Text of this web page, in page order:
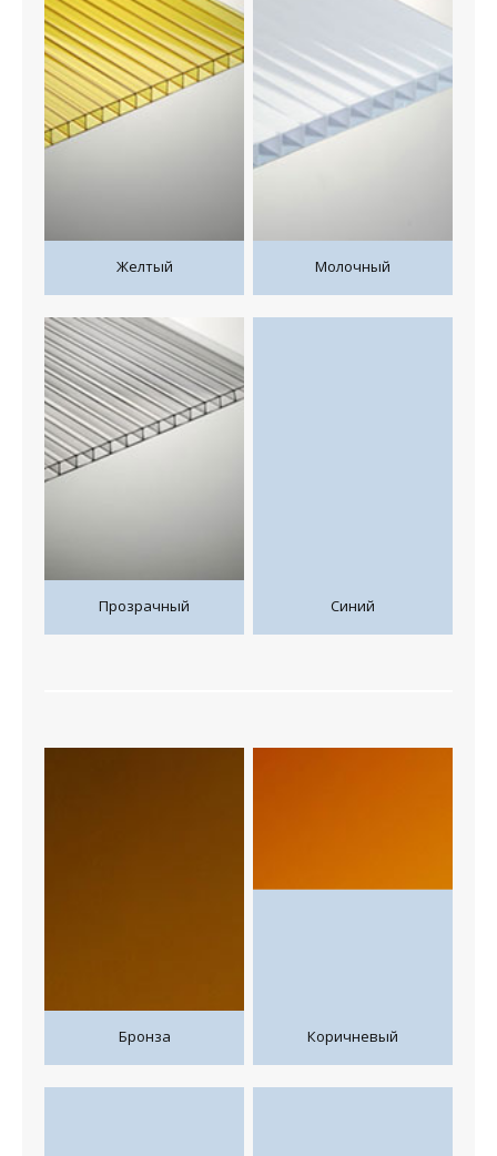
Желтый Молочный
Прозрачный Синий
Бронза Коричневый